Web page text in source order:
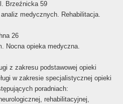
Brzeźnicka 59
medycznych. Rehabilitacja.
26
Nocna opieka medyczna.
z zakresu podstawowej opieki
w zakresie specjalistycznej opieki
poradniach:
rehabilitacyjnej,